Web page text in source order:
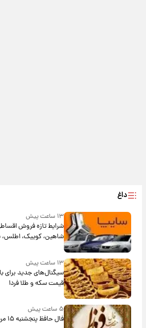
داغ
۱۳ ساعت پیش
شرایط تازه فروش
شاهین، کوییک، اطلس،
بلندمدت + جدول
۱۳ ساعت پیش
سیگنال‌های جدید برای
قیمت سکه و طلا فردا
۵ ساعت پیش
فال حافظ پنجشنبه ۱۵ مرداد ماه ۱۴۰۵